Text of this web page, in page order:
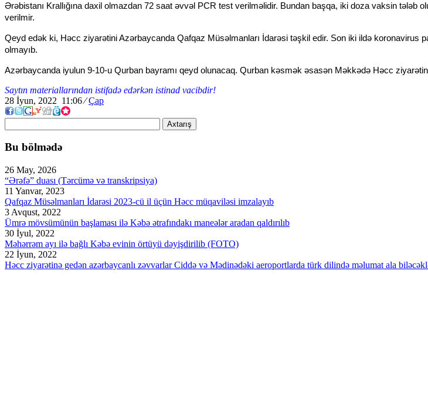
Ərəbistanı Krallığına daxil olmazdan 72 saat əvvəl PCR test verilməlidir. Bundan başqa, iki doza vaksin tələb
verilmir.
Qeyd edək ki, Həcc ziyarətini Azərbaycanda Qafqaz Müsəlmanları İdarəsi təşkil edir. Son iki ildə koronavirus
olmayıb.
Azərbaycanda iyulun 9-10-u Qurban bayramı qeyd olunacaq. Qurban kəsmək əsasən Məkkədə Həcc
Saytın materiallarından istifadə edərkən istinad vacibdir!
28 İyun, 2022 11:06⁄ Çap
Axtarış
Bu bölmədə
26 May, 2026
“Ərəfə” duası (Tərcümə və transkripsiya)
11 Yanvar, 2023
Qafqaz Müsəlmanları İdarəsi 2023-cü il üçün Həcc müqaviləsi imzalayıb
3 Avqust, 2022
Ümrə mövsümünün başlaması ilə Kəbə ətrafındakı maneələr aradan qaldırılıb
30 İyul, 2022
Məhərrəm ayı ilə bağlı Kəbə evinin örtüyü dəyişdirilib (FOTO)
22 İyun, 2022
Həcc ziyarətinə gedən azərbaycanlı zəvvarlar Ciddə və Mədinədəki aeroportlarda türk dilində məlumat ala